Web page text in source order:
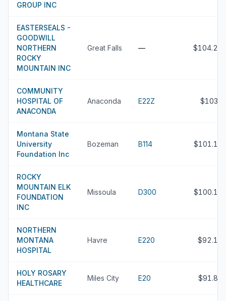
GROUP INC
EASTERSEALS -
GOODWILL
NORTHERN
ROCKY
MOUNTAIN INC
Great Falls — $104.2M
COMMUNITY
HOSPITAL OF
ANACONDA
Anaconda E22Z $103M
Montana State
University
Foundation Inc
Bozeman B114 $101.1M
ROCKY
MOUNTAIN ELK
FOUNDATION
INC
Missoula D300 $100.1M
NORTHERN
MONTANA
HOSPITAL
Havre E220 $92.1M
HOLY ROSARY
HEALTHCARE
Miles City E20 $91.8M